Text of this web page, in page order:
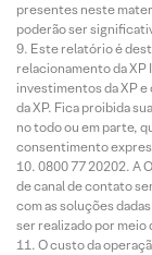
presentes neste
poderão ser
Este relatório é
relacionamento da
investimentos da XP
da XP. Fica proibida
no todo ou em parte,
consentimento
0800 77 20202. A
de canal de contato
com as soluções
ser realizado por meio
O custo da